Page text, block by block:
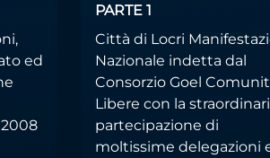
ed
2008
PARTE 1
Città di Locri
Nazionale indetta dal
Consorzio Goel
Libere con la
partecipazione di
moltissime delegazioni